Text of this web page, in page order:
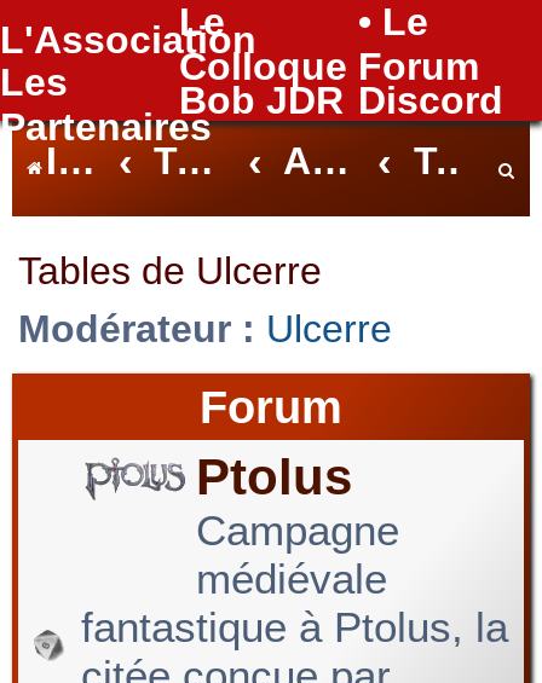
L'Association
Le
Colloque
• Le
Forum
Les
Partenaires
Bob JDR Discord
FAQ
Index du forum Tables Nantaises Archives des Tables Tables de Ulcerre
h
Tables de Ulcerre
Modérateur : Ulcerre
Forum
Ptolus
Campagne
médiévale
fantastique à Ptolus, la